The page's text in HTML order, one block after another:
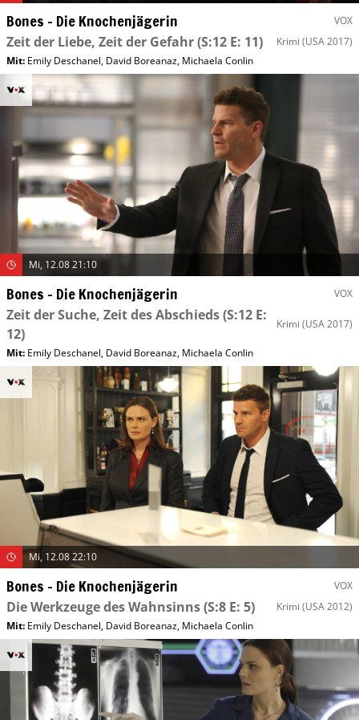
Bones – Die Knochenjägerin VOX
Zeit der Liebe, Zeit der Gefahr(S:12 E: 11) Krimi (USA 2017)
Mit: Emily Deschanel, David Boreanaz, Michaela Conlin
Mi, 12.08 21:10
Bones – Die Knochenjägerin VOX
Zeit der Suche, Zeit des Abschieds(S:12 E:
12)
Krimi (USA 2017)
Mit: Emily Deschanel, David Boreanaz, Michaela Conlin
Mi, 12.08 22:10
Bones – Die Knochenjägerin VOX
Die Werkzeuge des Wahnsinns(S:8 E: 5) Krimi (USA 2012)
Mit: Emily Deschanel, David Boreanaz, Michaela Conlin